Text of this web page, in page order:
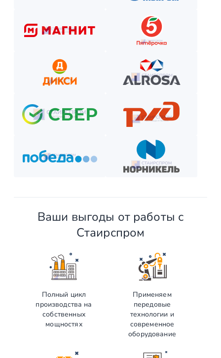
Ваши выгоды от работы с
Стаирспром
Полный цикл
производства на
собственных
мощностях
Применяем
передовые
технологии и
современное
оборудование